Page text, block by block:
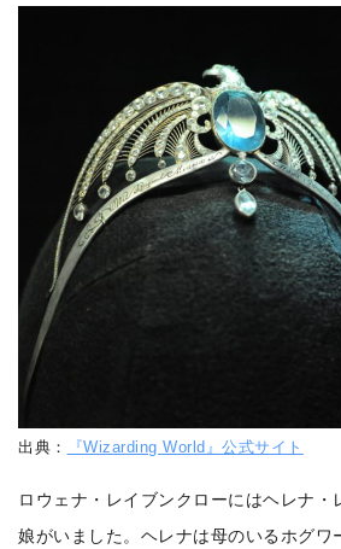
出典： 『Wizarding World』公式サイト
ロウェナ・レイブンクローにはヘレナ・
娘がいました。ヘレナは母のいるホグワ